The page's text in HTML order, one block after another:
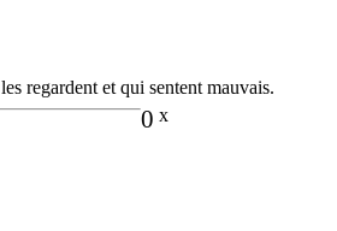
regardent et qui sentent mauvais.
0 x